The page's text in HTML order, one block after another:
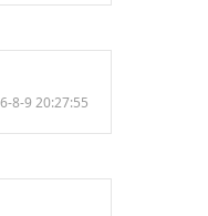
8-9 20:27:55